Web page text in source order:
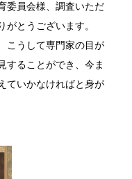
委員会様、調査いただ
がとうございます。
こうして専門家の目が
することができ、今ま
ていかなければと身が